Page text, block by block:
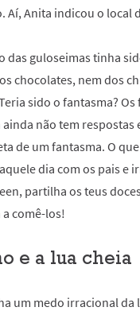
Aí, Anita indicou o local
das guloseimas tinha
chocolates, nem dos
sido o fantasma?
não tem respostas
de um fantasma. O
dia com os pais e
partilha os teus
comê-los!
e a lua cheia
um medo irracional da